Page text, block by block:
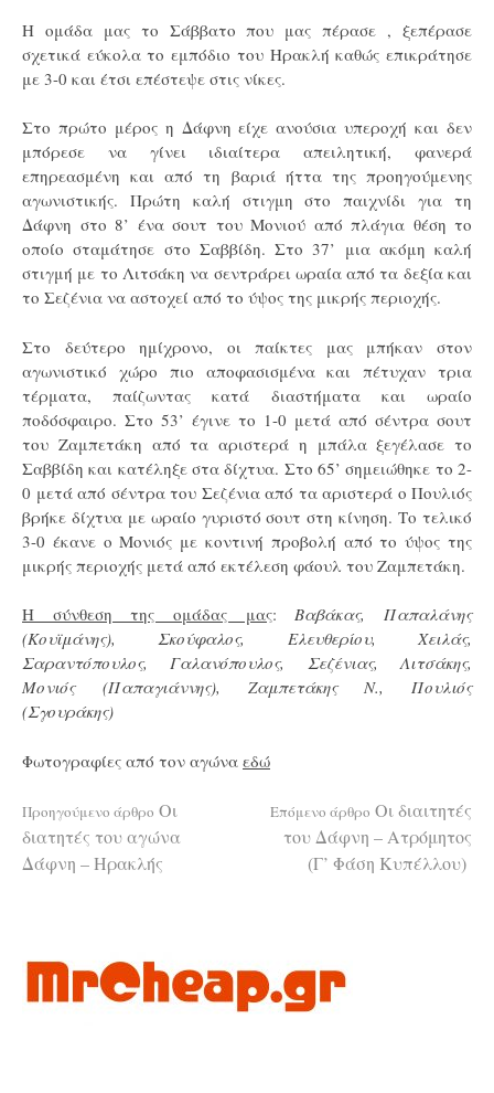
Η ομάδα μας το Σάββατο που μας πέρασε , ξεπέρασε
σχετικά εύκολα το εμπόδιο του Ηρακλή καθώς επικράτησε
με 3-0 και έτσι επέστεψε στις νίκες.
Στο πρώτο μέρος η Δάφνη είχε ανούσια υπεροχή και δεν
μπόρεσε να γίνει ιδιαίτερα απειλητική, φανερά
επηρεασμένη και από τη βαριά ήττα της προηγούμενης
αγωνιστικής. Πρώτη καλή στιγμη στο παιχνίδι για τη
Δάφνη στο 8’ ένα σουτ του Μονιού από πλάγια θέση το
οποίο σταμάτησε στο Σαββίδη. Στο 37’ μια ακόμη καλή
στιγμή με το Λιτσάκη να σεντράρει ωραία από τα δεξία και
το Σεζένια να αστοχεί από το ύψος της μικρής περιοχής.
Στο δεύτερο ημίχρονο, οι παίκτες μας μπήκαν στον
αγωνιστικό χώρο πιο αποφασισμένα και πέτυχαν τρια
τέρματα, παίζωντας κατά διαστήματα και ωραίο
ποδόσφαιρο. Στο 53’ έγινε το 1-0 μετά από σέντρα σουτ
του Ζαμπετάκη από τα αριστερά η μπάλα ξεγέλασε το
Σαββίδη και κατέληξε στα δίχτυα. Στο 65’ σημειώθηκε το 2-
0 μετά από σέντρα του Σεζένια από τα αριστερά ο Πουλιός
βρήκε δίχτυα με ωραίο γυριστό σουτ στη κίνηση. Το τελικό
3-0 έκανε ο Μονιός με κοντινή προβολή από το ύψος της
μικρής περιοχής μετά από εκτέλεση φάουλ του Ζαμπετάκη.
Η σύνθεση της ομάδας μας:Βαβάκας, Παπαλάνης
(Κουϊμάνης), Σκούφαλος, Ελευθερίου, Χειλάς,
Σαραντόπουλος, Γαλανόπουλος, Σεζένιας, Λιτσάκης,
Μονιός (Παπαγιάννης), Ζαμπετάκης Ν., Πουλιός
(Σγουράκης)
Φωτογραφίες από τον αγώνα εδώ
Διαβάστε
περισσότερα
Προηγούμενο άρθρο Οι
διατητές του αγώνα
Δάφνη – Ηρακλής
Επόμενο άρθρο Οι διαιτητές
του Δάφνη – Ατρόμητος
(Γ’ Φάση Κυπέλλου)